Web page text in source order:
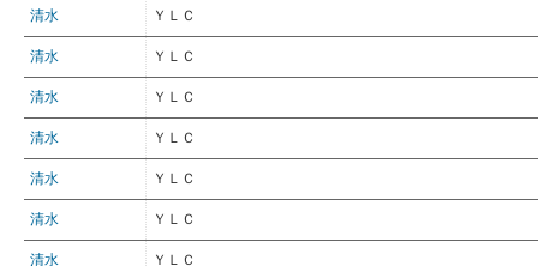
清水 ＹＬＣ
清水 ＹＬＣ
清水 ＹＬＣ
清水 ＹＬＣ
清水 ＹＬＣ
清水 ＹＬＣ
清水 ＹＬＣ